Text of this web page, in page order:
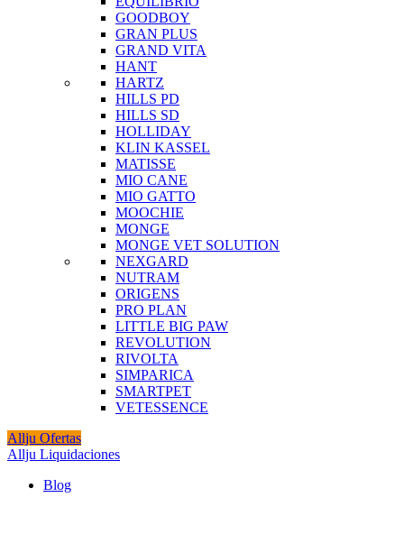
GOODBOY
GRAN PLUS
GRAND VITA
HANT
HARTZ
HILLS PD
HILLS SD
HOLLIDAY
KLIN KASSEL
MATISSE
MIO CANE
MIO GATTO
MOOCHIE
MONGE
MONGE VET SOLUTION
NEXGARD
NUTRAM
ORIGENS
PRO PLAN
LITTLE BIG PAW
REVOLUTION
RIVOLTA
SIMPARICA
SMARTPET
VETESSENCE
Allju Ofertas
Allju Liquidaciones
Blog